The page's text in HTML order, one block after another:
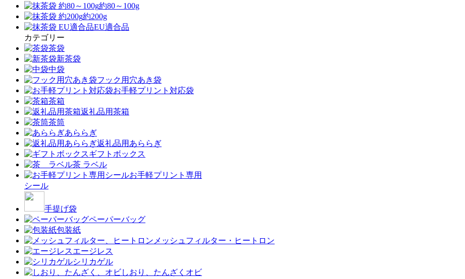
約80～100g
約200g
EU適合品
カテゴリー
茶袋
新茶袋
中袋
フック用穴あき袋
お手軽プリント対応袋
茶箱
返礼品用茶箱
茶筒
あららぎ
返礼品用あららぎ
ギフトボックス
茶 ラベル
お手軽プリント専用
シール
手提げ袋
ペーパーバッグ
包装紙
メッシュフィルター・ヒートロン
エージレス
シリカゲル
しおり、たんざくオビ